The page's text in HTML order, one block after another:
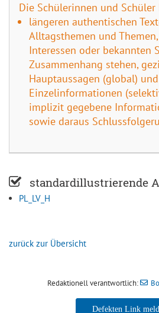
Die Schülerinnen und Schüler
längeren authentischen
Alltagsthemen und
Interessen oder bekannten
Zusammenhang stehen,
Hauptaussagen (global) und
Einzelinformationen
implizit gegebene
sowie daraus
standardillustrierende
PL_LV_H
zurück zur Übersicht
Redaktionell verantwortlich: